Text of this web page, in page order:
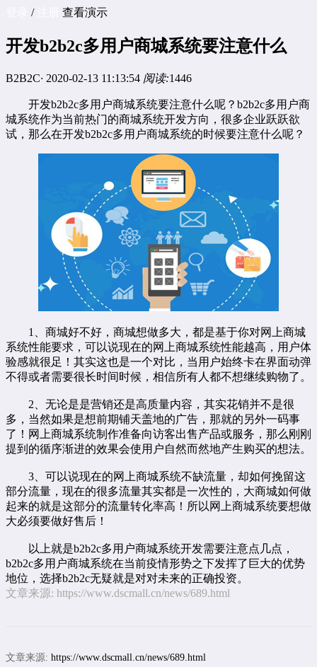
/注册 查看演示
开发b2b2c多用户商城系统要注意什么
B2B2C· 2020-02-13 11:13:54 阅读:1446
开发b2b2c多用户商城系统要注意什么呢？ b2b2c多用户商
城系统作为当前热门的商城系统开发方向，很多企业跃跃欲
试，那么在开发b2b2c多用户商城系统的时候要注意什么呢？
1、商城好不好，商城想做多大，都是基于你对网上商城
系统性能要求，可以说现在的网上商城系统性能越高，用户体
验感就很足！其实这也是一个对比，当用户始终卡在界面动弹
不得或者需要很长时间时候，相信所有人都不想继续购物了。
2、无论是是营销还是高质量内容，其实花销并不是很
多，当然如果是想前期铺天盖地的广告，那就的另外一码事
了！网上商城系统制作准备向访客出售产品或服务，那么刚刚
提到的循序渐进的效果会使用户自然而然地产生购买的想法。
3、可以说现在的网上商城系统不缺流量，却如何挽留这
部分流量，现在的很多流量其实都是一次性的，大商城如何做
起来的就是这部分的流量转化率高！所以网上商城系统要想做
大必须要做好售后！
以上就是b2b2c多用户商城系统开发需要注意点几点，
b2b2c多用户商城系统在当前疫情形势之下发挥了巨大的优势
地位，选择b2b2c无疑就是对对未来的正确投资。
文章来源: https://www.dscmall.cn/news/689.html
文章来源: https://www.dscmall.cn/news/689.html